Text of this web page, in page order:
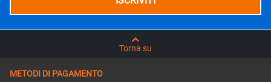
Torna su
METODI DI PAGAMENTO